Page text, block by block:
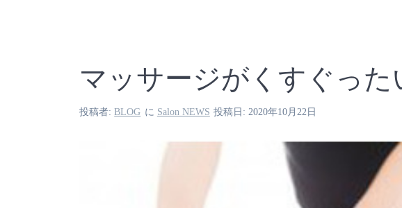
マッサージがくすぐった
投稿者:BLOG に Salon NEWS 投稿日: 2020年10月22日